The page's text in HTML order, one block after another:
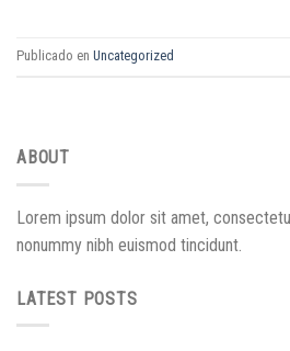
Publicado en Uncategorized
ABOUT
Lorem ipsum dolor sit amet,
nonummy nibh euismod tincidunt.
LATEST POSTS